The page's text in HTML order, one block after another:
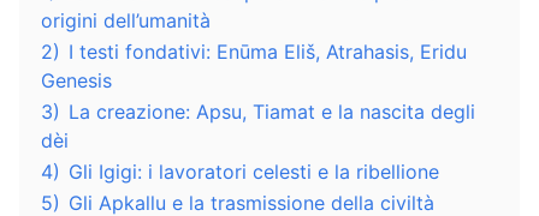
origini dell’umanità
2) I testi fondativi: Enūma Eliš, Atrahasis, Eridu
Genesis
3) La creazione: Apsu, Tiamat e la nascita degli
dèi
4) Gli Igigi: i lavoratori celesti e la ribellione
5) Gli Apkallu e la trasmissione della civiltà